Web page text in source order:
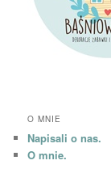
O MNIE
Napisali o nas.
O mnie.